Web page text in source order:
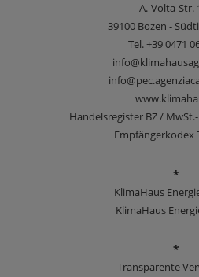
A.-Volta-Str.
39100 Bozen -
Tel.+39 0471
Handelsregister BZ /
Empfängerkodex
*
KlimaHaus
KlimaHaus
*
Transparente